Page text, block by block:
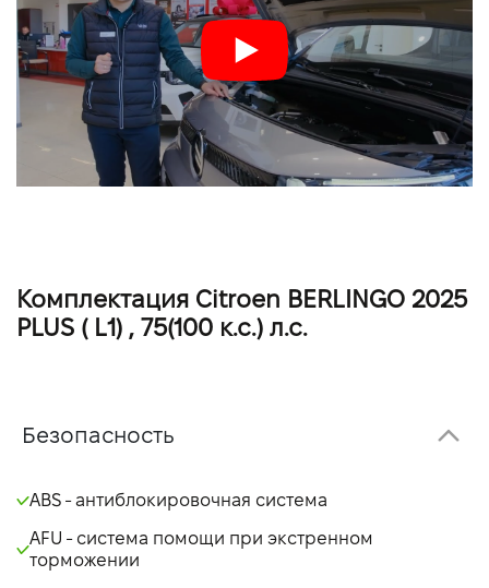
Комплектация Citroen BERLINGO 2025
PLUS ( L1) , 75(100 к.с.) л.с.
Безопасность
ABS - антиблокировочная система
AFU - система помощи при экстренном
торможении